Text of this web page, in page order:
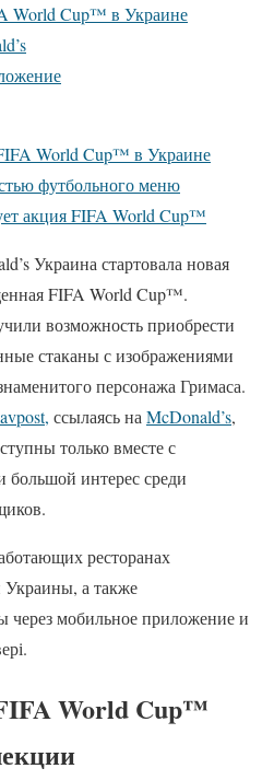
World Cup™ в Украине
World Cup™ в Украине
футбольного меню
акция FIFA World Cup™
Украина стартовала новая
FIFA World Cup™.
возможность приобрести
стаканы с изображениями
персонажа Гримаса.
ссылаясь на McDonald’s,
только вместе с
интерес среди
ресторанах
Украины, а также
через мобильное приложение и
World Cup™